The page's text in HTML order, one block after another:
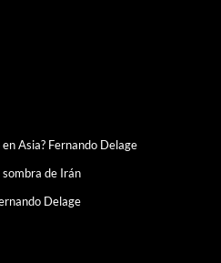
Asia? Fernando Delage
sombra de Irán
Delage